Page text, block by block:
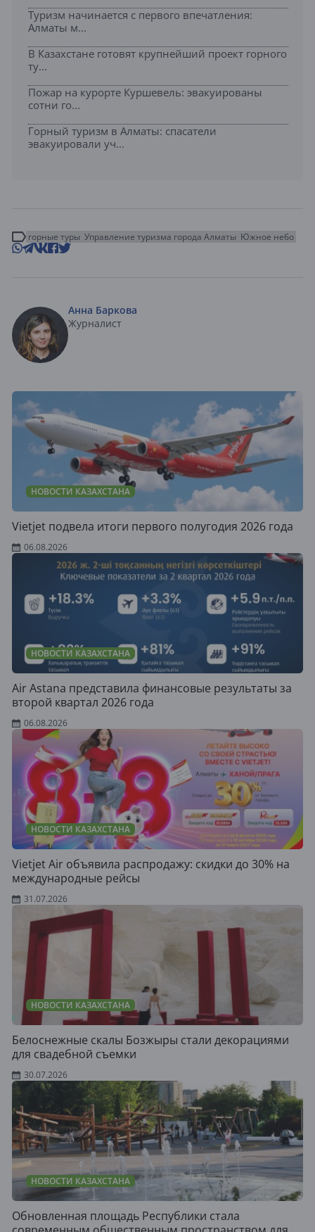
Туризм начинается с первого впечатления:
Алматы м...
В Казахстане готовят крупнейший проект горного
ту...
Пожар на курорте Куршевель: эвакуированы
сотни го...
Горный туризм в Алматы: спасатели
эвакуировали уч...
горные туры Управление туризма города Алматы Южное небо
Анна Баркова
Журналист
НОВОСТИ КАЗАХСТАНА
Vietjet подвела итоги первого полугодия 2026 года
06.08.2026
НОВОСТИ КАЗАХСТАНА
Air Astana представила финансовые результаты за
второй квартал 2026 года
06.08.2026
НОВОСТИ КАЗАХСТАНА
Vietjet Air объявила распродажу: скидки до 30% на
международные рейсы
31.07.2026
НОВОСТИ КАЗАХСТАНА
Белоснежные скалы Бозжыры стали декорациями
для свадебной съемки
30.07.2026
НОВОСТИ КАЗАХСТАНА
Обновленная площадь Республики стала